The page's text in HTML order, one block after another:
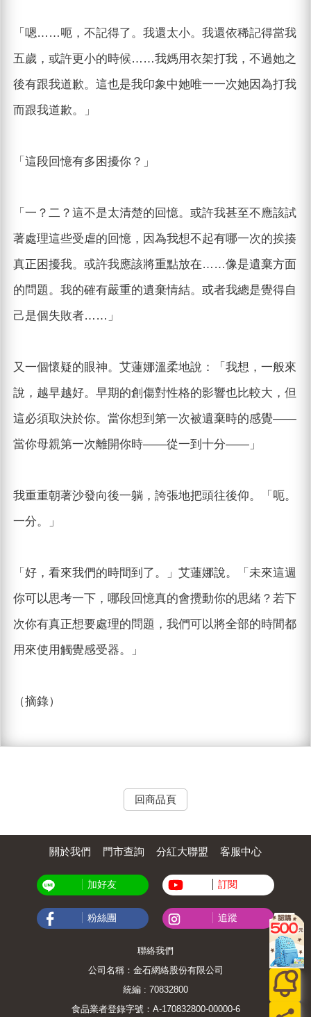
「嗯……呃，不記得了。我還太小。我還依稀記得當我
五歲，或許更小的時候……我媽用衣架打我，不過她之
後有跟我道歉。這也是我印象中她唯一一次她因為打我
而跟我道歉。」
「這段回憶有多困擾你？」
「一？二？這不是太清楚的回憶。或許我甚至不應該試
著處理這些受虐的回憶，因為我想不起有哪一次的挨揍
真正困擾我。或許我應該將重點放在……像是遺棄方面
的問題。我的確有嚴重的遺棄情結。或者我總是覺得自
己是個失敗者……」
又一個懷疑的眼神。艾蓮娜溫柔地說：「我想，一般來
說，越早越好。早期的創傷對性格的影響也比較大，但
這必須取決於你。當你想到第一次被遺棄時的感覺——
當你母親第一次離開你時——從一到十分——」
我重重朝著沙發向後一躺，誇張地把頭往後仰。「呃。
一分。」
「好，看來我們的時間到了。」艾蓮娜說。「未來這週
你可以思考一下，哪段回憶真的會攪動你的思緒？若下
次你有真正想要處理的問題，我們可以將全部的時間都
用來使用觸覺感受器。」
（摘錄）
回商品頁
關於我們 門市查詢 分紅大聯盟 客服中心
加好友 訂閱
粉絲團 追蹤
聯絡我們
公司名稱：金石網絡股份有限公司
統編 : 70832800
食品業者登錄字號：A-170832800-00000-6